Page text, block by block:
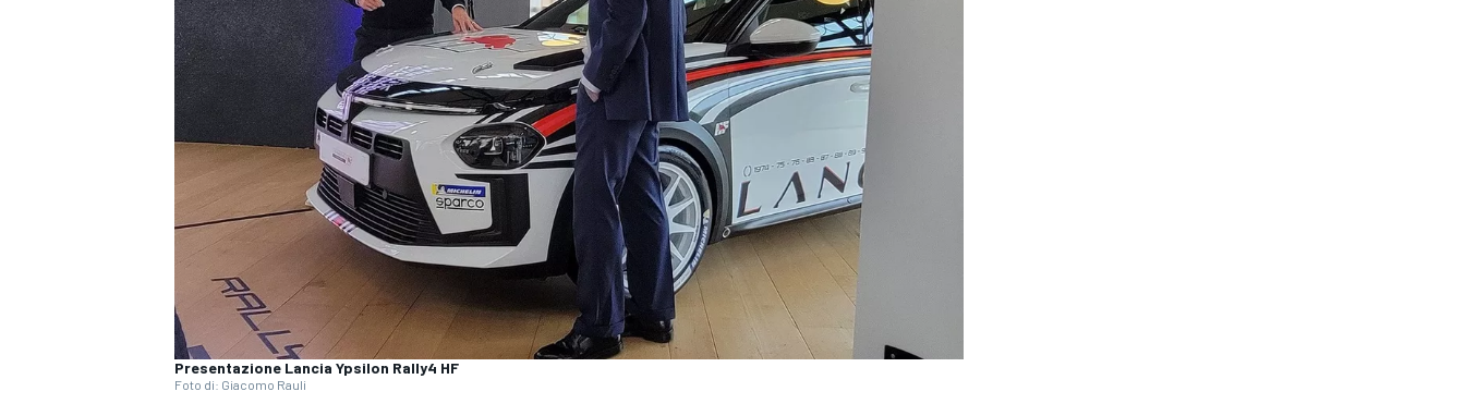
Presentazione Lancia Ypsilon Rally4 HF
Foto di: Giacomo Rauli